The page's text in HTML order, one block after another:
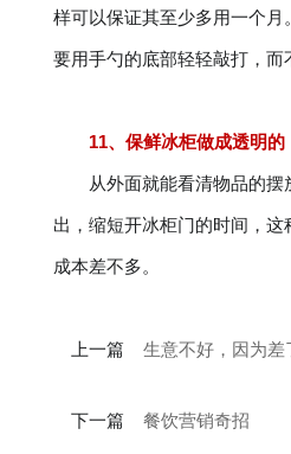
样可以保证其至少多用一个月
要用手勺的底部轻轻敲打，而
11、保鲜冰柜做成透明的
从外面就能看清物品的摆
出，缩短开冰柜门的时间，
成本差不多。
上一篇 生意不好，因为差
下一篇 餐饮营销奇招